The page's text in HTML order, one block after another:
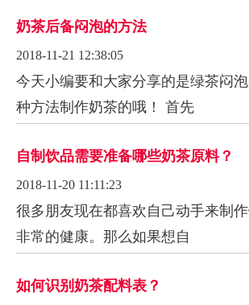
奶茶后备闷泡的方法
2018-11-21 12:38:05
今天小编要和大家分享的是绿茶闷
种方法制作奶茶的哦！ 首先
自制饮品需要准备哪些奶茶原料？
2018-11-20 11:11:23
很多朋友现在都喜欢自己动手来制
非常的健康。那么如果想自
如何识别奶茶配料表？